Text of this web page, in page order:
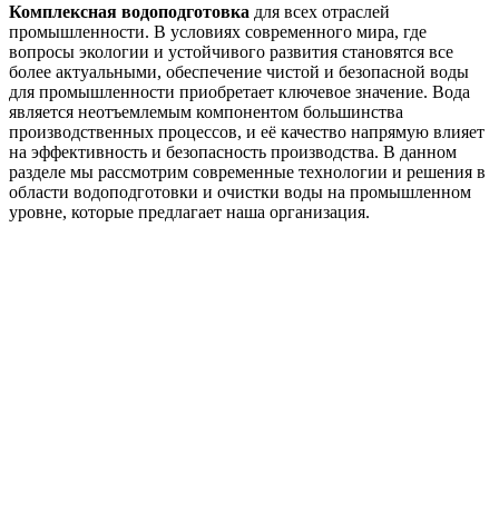
Комплексная водоподготовка для всех отраслей
промышленности. В условиях современного мира, где
вопросы экологии и устойчивого развития становятся все
более актуальными, обеспечение чистой и безопасной воды
для промышленности приобретает ключевое значение. Вода
является неотъемлемым компонентом большинства
производственных процессов, и её качество напрямую влияет
на эффективность и безопасность производства. В данном
разделе мы рассмотрим современные технологии и решения в
области водоподготовки и очистки воды на промышленном
уровне, которые предлагает наша организация.